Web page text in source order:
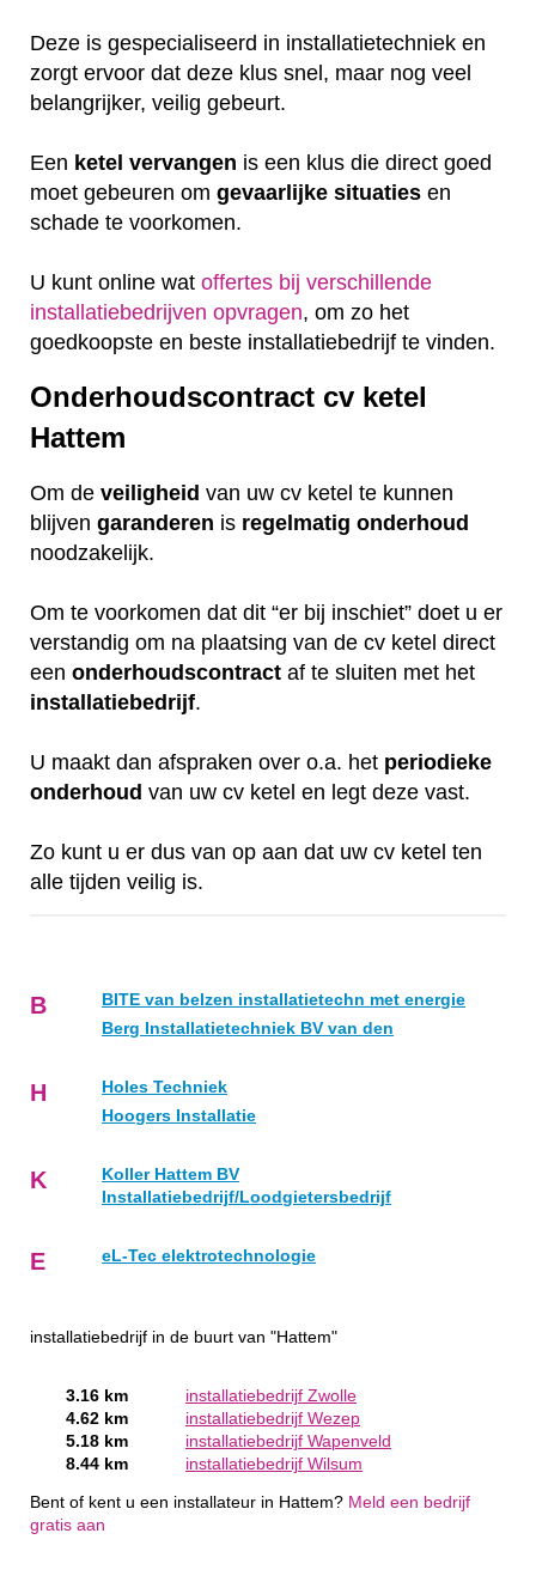
Deze is gespecialiseerd in installatietechniek en
zorgt ervoor dat deze klus snel, maar nog veel
belangrijker, veilig gebeurt.
Een ketel vervangen is een klus die direct goed
moet gebeuren om gevaarlijke situaties en
schade te voorkomen.
U kunt online wat offertes bij verschillende
installatiebedrijven opvragen, om zo het
goedkoopste en beste installatiebedrijf te vinden.
Onderhoudscontract cv ketel
Hattem
Om de veiligheid van uw cv ketel te kunnen
blijven garanderen is regelmatig onderhoud
noodzakelijk.
Om te voorkomen dat dit “er bij inschiet” doet u er
verstandig om na plaatsing van de cv ketel direct
een onderhoudscontract af te sluiten met het
installatiebedrijf.
U maakt dan afspraken over o.a. het periodieke
onderhoud van uw cv ketel en legt deze vast.
Zo kunt u er dus van op aan dat uw cv ketel ten
alle tijden veilig is.
B
BITE van belzen installatietechn met energie
Berg Installatietechniek BV van den
H
Holes Techniek
Hoogers Installatie
K
Koller Hattem BV
Installatiebedrijf/Loodgietersbedrijf
E eL-Tec elektrotechnologie
installatiebedrijf in de buurt van "Hattem"
3.16 km
installatiebedrijf Zwolle
4.62 km
installatiebedrijf Wezep
5.18 km
installatiebedrijf Wapenveld
8.44 km
installatiebedrijf Wilsum
Bent of kent u een installateur in Hattem? Meld een bedrijf
gratis aan